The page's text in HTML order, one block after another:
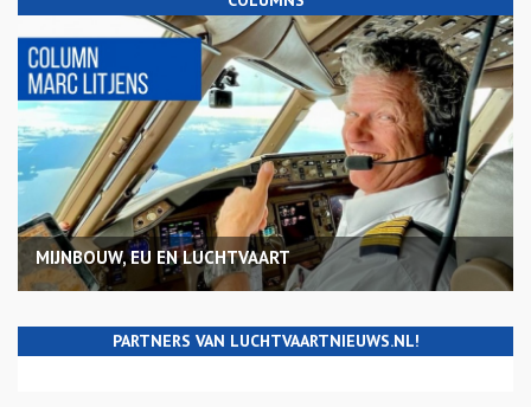
MIJNBOUW, EU EN LUCHTVAART
PARTNERS VAN LUCHTVAARTNIEUWS.NL!